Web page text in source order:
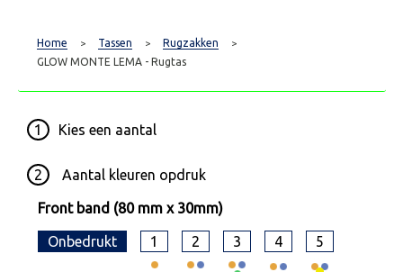
Home > Tassen > Rugzakken >
GLOW MONTE LEMA - Rugtas
1 Kies een aantal
2 Aantal kleuren opdruk
Front band (80 mm x 30mm)
Onbedrukt 1 2 3 4 5